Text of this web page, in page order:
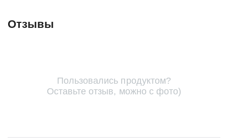
Отзывы
Пользовались продуктом?
Оставьте отзыв, можно с фото)